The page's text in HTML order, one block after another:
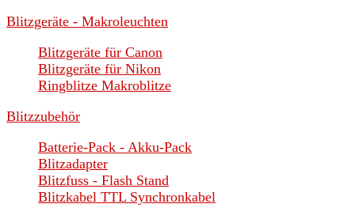
Blitzgeräte - Makroleuchten
Blitzgeräte für Canon
Blitzgeräte für Nikon
Ringblitze Makroblitze
Blitzzubehör
Batterie-Pack - Akku-Pack
Blitzadapter
Blitzfuss - Flash Stand
Blitzkabel TTL Synchronkabel